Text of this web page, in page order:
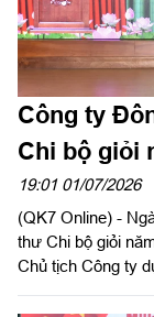
Công ty
Chi bộ giỏi
19:01 01/07/2026
(QK7 Online) -
thư Chi bộ giỏi
Chủ tịch Công ty